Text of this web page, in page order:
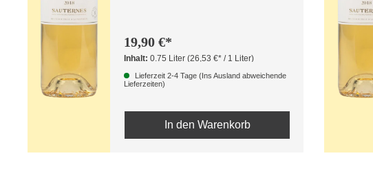
19,90 €*
Inhalt:0.75 Liter(26,53 €* / 1 Liter)
Lieferzeit 2-4 Tage (Ins Ausland abweichende
Lieferzeiten)
In den Warenkorb